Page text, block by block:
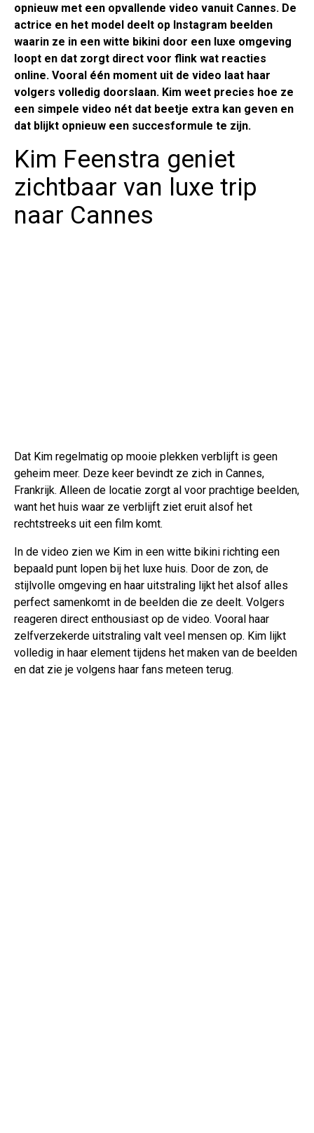
opnieuw met een opvallende video vanuit Cannes. De
actrice en het model deelt op Instagram beelden
waarin ze in een witte bikini door een luxe omgeving
loopt en dat zorgt direct voor flink wat reacties
online. Vooral één moment uit de video laat haar
volgers volledig doorslaan. Kim weet precies hoe ze
een simpele video nét dat beetje extra kan geven en
dat blijkt opnieuw een succesformule te zijn.
Kim Feenstra geniet
zichtbaar van luxe trip
naar Cannes
Dat Kim regelmatig op mooie plekken verblijft is geen
geheim meer. Deze keer bevindt ze zich in Cannes,
Frankrijk. Alleen de locatie zorgt al voor prachtige beelden,
want het huis waar ze verblijft ziet eruit alsof het
rechtstreeks uit een film komt.
In de video zien we Kim in een witte bikini richting een
bepaald punt lopen bij het luxe huis. Door de zon, de
stijlvolle omgeving en haar uitstraling lijkt het alsof alles
perfect samenkomt in de beelden die ze deelt. Volgers
reageren direct enthousiast op de video. Vooral haar
zelfverzekerde uitstraling valt veel mensen op. Kim lijkt
volledig in haar element tijdens het maken van de beelden
en dat zie je volgens haar fans meteen terug.